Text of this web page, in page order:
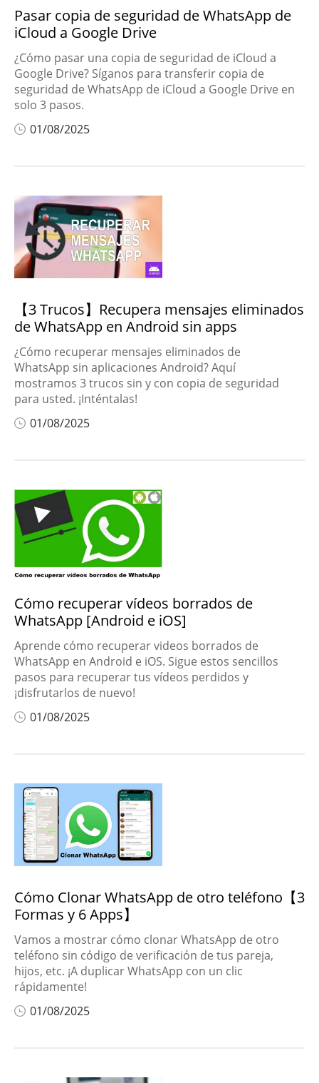
Pasar copia de seguridad de WhatsApp de
iCloud a Google Drive
¿Cómo pasar una copia de seguridad de iCloud a
Google Drive? Síganos para transferir copia de
seguridad de WhatsApp de iCloud a Google Drive en
solo 3 pasos.
01/08/2025
【3 Trucos】Recupera mensajes eliminados
de WhatsApp en Android sin apps
¿Cómo recuperar mensajes eliminados de
WhatsApp sin aplicaciones Android? Aquí
mostramos 3 trucos sin y con copia de seguridad
para usted. ¡Inténtalas!
01/08/2025
Cómo recuperar vídeos borrados de
WhatsApp [Android e iOS]
Aprende cómo recuperar videos borrados de
WhatsApp en Android e iOS. Sigue estos sencillos
pasos para recuperar tus vídeos perdidos y
¡disfrutarlos de nuevo!
01/08/2025
Cómo Clonar WhatsApp de otro teléfono【3
Formas y 6 Apps】
Vamos a mostrar cómo clonar WhatsApp de otro
teléfono sin código de verificación de tus pareja,
hijos, etc. ¡A duplicar WhatsApp con un clic
rápidamente!
01/08/2025